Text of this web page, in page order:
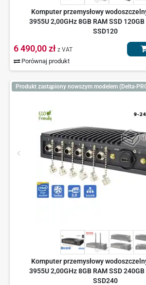
Komputer przemysłowy
3955U 2,00GHz 8GB RAM SSD
SSD120
6 490,00 zł z VAT
Porównaj produkt
Produkt zastąpiony nowszym modelem (Delta-
Komputer przemysłowy
3955U 2,00GHz 8GB RAM SSD
SSD240